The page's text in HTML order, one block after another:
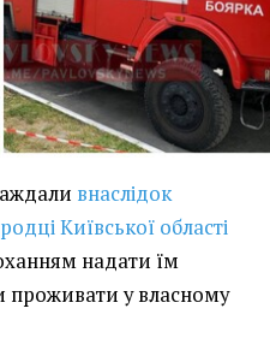
внаслідок
Київської області
надати їм
проживати у власному